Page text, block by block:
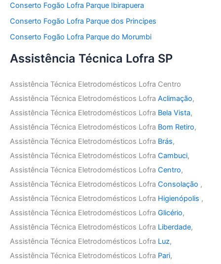
Conserto Fogão Lofra Parque Ibirapuera
Conserto Fogão Lofra Parque dos Principes
Conserto Fogão Lofra Parque do Morumbi
Assistência Técnica Lofra SP
Assistência Técnica Eletrodomésticos Lofra Centro
Assistência Técnica Eletrodomésticos Lofra Aclimação,
Assistência Técnica Eletrodomésticos Lofra Bela Vista,
Assistência Técnica Eletrodomésticos Lofra Bom Retiro,
Assistência Técnica Eletrodomésticos Lofra Brás,
Assistência Técnica Eletrodomésticos Lofra Cambuci,
Assistência Técnica Eletrodomésticos Lofra Centro,
Assistência Técnica Eletrodomésticos Lofra Consolação ,
Assistência Técnica Eletrodomésticos Lofra Higienópolis ,
Assistência Técnica Eletrodomésticos Lofra Glicério,
Assistência Técnica Eletrodomésticos Lofra Liberdade,
Assistência Técnica Eletrodomésticos Lofra Luz,
Assistência Técnica Eletrodomésticos Lofra Pari,